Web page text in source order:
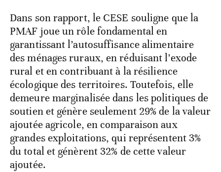
Dans son rapport, le CESE souligne que la
PMAF joue un rôle fondamental en
garantissant l’autosuffisance alimentaire
des ménages ruraux, en réduisant l’exode
rural et en contribuant à la résilience
écologique des territoires. Toutefois, elle
demeure marginalisée dans les politiques de
soutien et génère seulement 29% de la valeur
ajoutée agricole, en comparaison aux
grandes exploitations, qui représentent 3%
du total et génèrent 32% de cette valeur
ajoutée.